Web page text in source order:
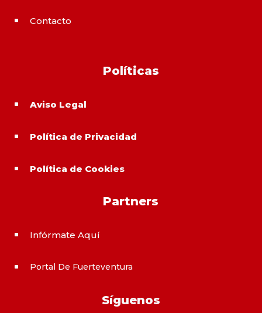
^ Contacto
Políticas
^ Aviso Legal
^ Política de Privacidad
^ Política de Cookies
Partners
^ Infórmate Aquí
^ Portal De Fuerteventura
Síguenos